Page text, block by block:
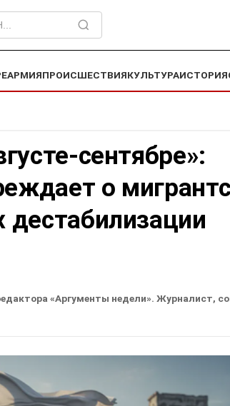
АРМИЯПРОИСШЕСТВИЯКУЛЬТУРАИСТОРИЯ
сентябре»:
о
дестабилизации
«Аргументы недели». Журналист,